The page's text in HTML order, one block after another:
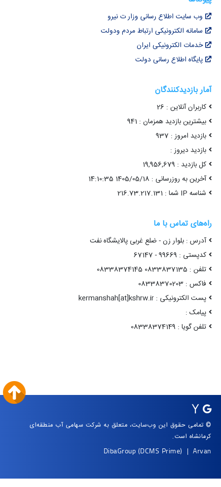
وب سایت اطلاع رسانی وزار ت نیرو
سامانه الکترونیکی ارتباط مردم ودولت
خدمات الکترونیکی ایران
پایگاه اطلاع رسانی دولت
آمار بازدیدکنندگان
کاربران آنلاین : 26
بیشترین بازدید همزمان : 941
بازدید امروز : 937
بازدید دیروز :
کل بازدید : 19,956,679
آخرین به روزرسانی : 1405/05/18 14:10:35
شناسه IP شما : 216.73.217.131
راه‌های تماس با ما
آدرس : بلوار زن - ضلع غربی پالایشگاه نفت
کدپستی : 99669 - 67147
تلفن : 0833837135 08338374145
فاکس : 08338370203
پست الکترونیکی : kermanshah[at]kshrw.ir
پیامک :
تلفن گویا : 08338374149
© تمامی حقوق این وب‌سایت، متعلق به شرکت سهامی آب منطقه‌ای
کرمانشاه است.
DibaGroup (DCMS Prime) |Arvan